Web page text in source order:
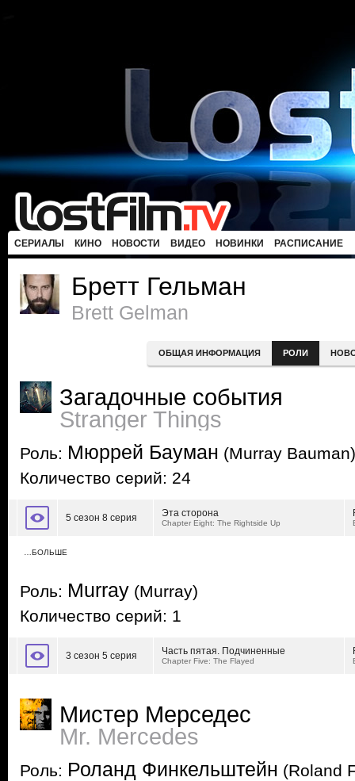
СЕРИАЛЫ КИНО НОВОСТИ ВИДЕО НОВИНКИ РАСПИСАНИЕ
Бретт Гельман
Brett Gelman
ОБЩАЯ ИНФОРМАЦИЯ РОЛИ
Загадочные события
Stranger Things
Роль: Мюррей Бауман (Murray Bauman)
Количество серий: 24
5 сезон 8 серия Эта сторона
Chapter Eight: The Rightside Up
…БОЛЬШЕ
Роль: Murray (Murray)
Количество серий: 1
3 сезон 5 серия Часть пятая. Подчиненные
Chapter Five: The Flayed
Мистер Мерседес
Mr. Mercedes
Роль: Роланд Финкельштейн (Roland